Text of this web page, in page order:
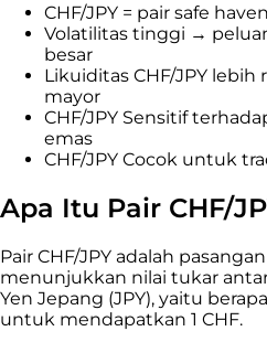
CHF/JPY = pair safe
Volatilitas tinggi →
besar
Likuiditas CHF/JPY
mayor
CHF/JPY Sensitif
emas
CHF/JPY Cocok untuk
Apa Itu Pair CHF/
Pair CHF/JPY adalah
menunjukkan nilai tukar
Yen Jepang (JPY), yaitu
untuk mendapatkan 1 CHF.